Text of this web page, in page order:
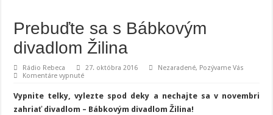
Prebuďte sa s Bábkovým
divadlom Žilina
Rádio Rebeca 27. októbra 2016 Nezaradené, Pozývame Vás
Komentáre vypnuténa
sa
s
Bábkovým
Vypnite telky, vylezte spod deky a nechajte sa v novembri
zahriať divadlom – Bábkovým divadlom Žilina!